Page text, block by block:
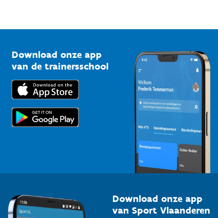
Bedrijven
Trainers en begeleiders
Topsporters
Vlaamse Trainersschool
Kennisplatform
Downloads
Voor de pers
Download onze app
van de trainersschool
Download onze app
van Sport Vlaanderen